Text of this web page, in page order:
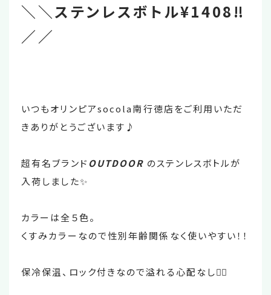
＼＼ステンレスボトル¥1408‼️
／／
いつもオリンピアsocola南行徳店をご利用いただ
きありがとうございます♪
超有名ブランド OUTDOOR のステンレスボトルが
入荷しました✨
カラーは全５色。
くすみカラーなので性別年齢関係なく使いやすい！！
保冷保温、ロック付きなので溢れる心配なし👍🏻